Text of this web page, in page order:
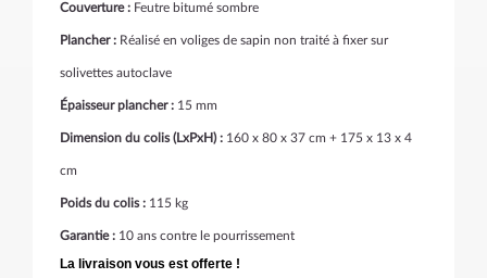
Couverture : Feutre bitumé sombre
Plancher : Réalisé en voliges de sapin non traité à fixer sur
solivettes autoclave
Épaisseur plancher : 15 mm
Dimension du colis (LxPxH) : 160 x 80 x 37 cm + 175 x 13 x 4
cm
Poids du colis : 115 kg
Garantie : 10 ans contre le pourrissement
La livraison vous est offerte !